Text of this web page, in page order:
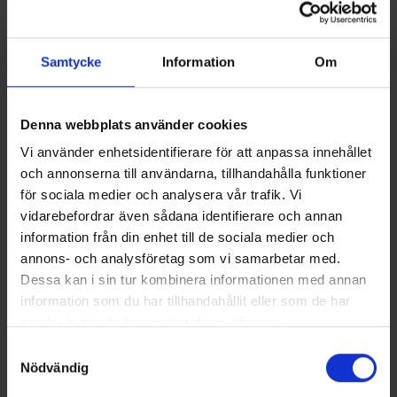
Samtycke Information Om
Denna webbplats använder cookies
Vi använder enhetsidentifierare för att anpassa innehållet
och annonserna till användarna, tillhandahålla funktioner
för sociala medier och analysera vår trafik. Vi
vidarebefordrar även sådana identifierare och annan
information från din enhet till de sociala medier och
annons- och analysföretag som vi samarbetar med.
Dessa kan i sin tur kombinera informationen med annan
information som du har tillhandahållit eller som de har
Nödvändig
Stoxdal
Slangsänke 3-pack - 70 gr
79 kr
Darts
Darts Lekande Super Rolling
stl. 8
35 kr
16 andra produkter i samma kategori: